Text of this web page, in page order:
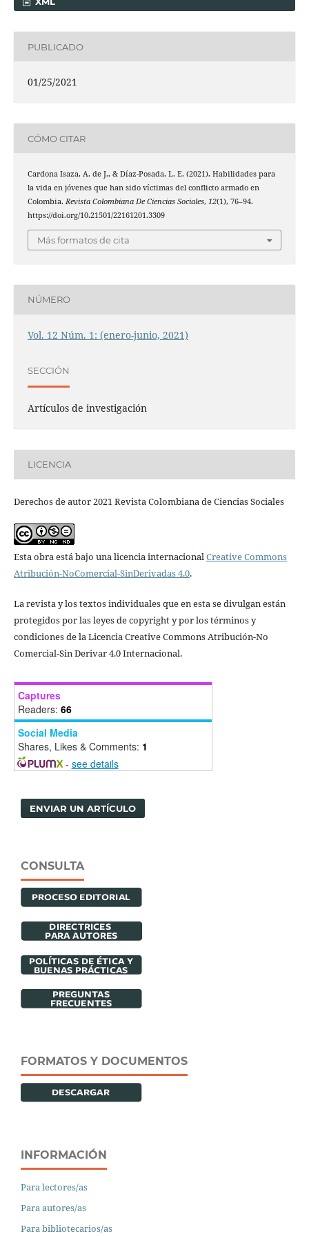
PUBLICADO
01/25/2021
CÓMO CITAR
Cardona Isaza, A. de J., & Díaz-Posada, L. E. (2021). Habilidades para
la vida en jóvenes que han sido víctimas del conflicto armado en
Colombia. Revista Colombiana De Ciencias Sociales, 12(1), 76–94.
https://doi.org/10.21501/22161201.3309
Más formatos de cita
NÚMERO
Vol. 12 Núm. 1: (enero-junio, 2021)
SECCIÓN
Artículos de investigación
LICENCIA
Derechos de autor 2021 Revista Colombiana de Ciencias Sociales
Esta obra está bajo una licencia internacionalCreative Commons
Atribución-NoComercial-SinDerivadas 4.0.
La revista y los textos individuales que en esta se divulgan están
protegidos por las leyes de copyright y por los términos y
condiciones de la Licencia Creative Commons Atribución-No
Comercial-Sin Derivar 4.0 Internacional.
Captures
Readers: 66
Social Media
Shares, Likes & Comments: 1
- see details
ENVIAR UN ARTÍCULO
CONSULTA
FORMATOS Y DOCUMENTOS
INFORMACIÓN
Para lectores/as
Para autores/as
Para bibliotecarios/as